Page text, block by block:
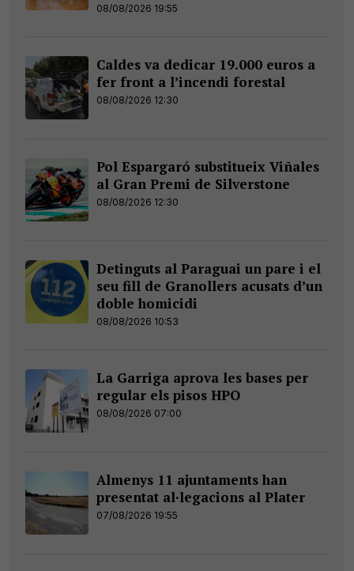
08/08/2026 19:55
Caldes va dedicar 19.000 euros a
fer front a l’incendi forestal
08/08/2026 12:30
Pol Espargaró substitueix Viñales
al Gran Premi de Silverstone
08/08/2026 12:30
Detinguts al Paraguai un pare i el
seu fill de Granollers acusats d’un
doble homicidi
08/08/2026 10:53
La Garriga aprova les bases per
regular els pisos HPO
08/08/2026 07:00
Almenys 11 ajuntaments han
presentat al·legacions al Plater
07/08/2026 19:55